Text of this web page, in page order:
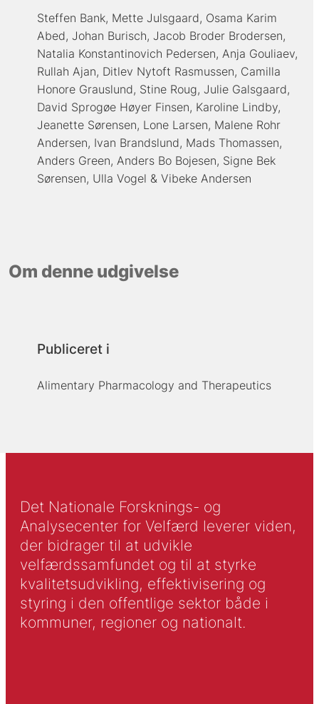
Steffen Bank Mette Julsgaard Osama Karim
Abed Johan Burisch Jacob Broder Brodersen
Natalia Konstantinovich Pedersen Anja Gouliaev
Rullah Ajan Ditlev Nytoft Rasmussen Camilla
Honore Grauslund Stine Roug Julie Galsgaard
David Sprogøe Høyer Finsen Karoline Lindby
Jeanette Sørensen Lone Larsen Malene Rohr
Andersen Ivan Brandslund Mads Thomassen
Anders Green Anders Bo Bojesen Signe Bek
Sørensen Ulla Vogel Vibeke Andersen
Om denne udgivelse
Publiceret i
Alimentary Pharmacology and Therapeutics
Det Nationale Forsknings- og
Analysecenter for Velfærd leverer viden,
der bidrager til at udvikle
velfærdssamfundet og til at styrke
kvalitetsudvikling, effektivisering og
styring i den offentlige sektor både i
kommuner, regioner og nationalt.